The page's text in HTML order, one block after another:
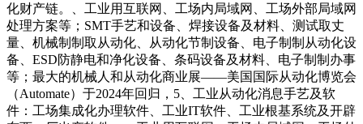
化财产链。、工业用互联网、工场内局域网、工场外部局域网
处理方案等；SMT手艺和设备、焊接设备及材料、测试取丈
量、机械制制取从动化、从动化节制设备、电子制制从动化设
备、ESD防静电和净化设备、条码设备及材料、电子制制办事
等；最大的机械人和从动化商业展——美国国际从动化博览会
（Automate）于2024年回归，5、工业从动化消息手艺及软
件：工场集成化办理软件、工业IT软件、工业根基系统及开辟